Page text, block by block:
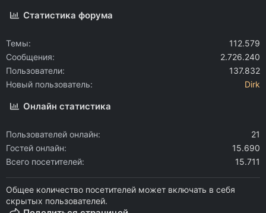
Статистика форума
Темы
112.579
Сообщения
2.726.240
Пользователи
137.832
Новый пользователь
Dirk
Онлайн статистика
Пользователей онлайн
21
Гостей онлайн
15.690
Всего посетителей
15.711
Общее количество посетителей может включать в себя
скрытых пользователей.